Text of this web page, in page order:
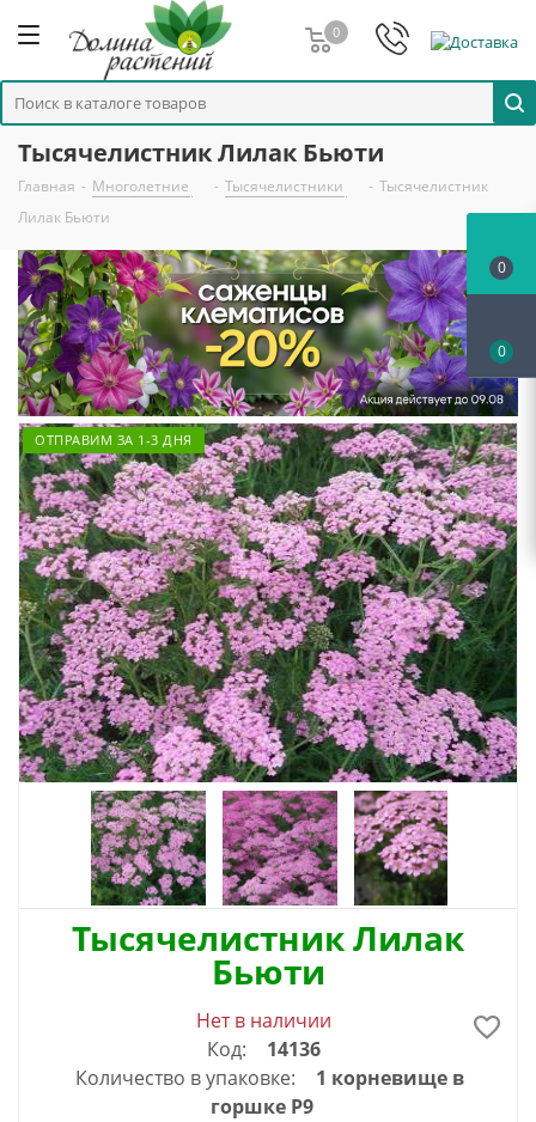
0
Тысячелистник Лилак Бьюти
Главная - Многолетние - Тысячелистники - Тысячелистник
Лилак Бьюти
ОТПРАВИМ ЗА 1-3 ДНЯ
Тысячелистник Лилак
Бьюти
Нет в наличии
Код:
14136
Количество в упаковке:
1 корневище в
горшке Р9
0
0